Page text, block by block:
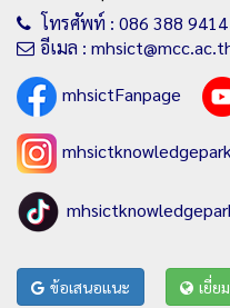
โทรศัพท์ : 086 388 9414
อีเมล :
mhsictFanpage
mhsictknowledgepark
ข้อเสนอแนะ เยี่ย